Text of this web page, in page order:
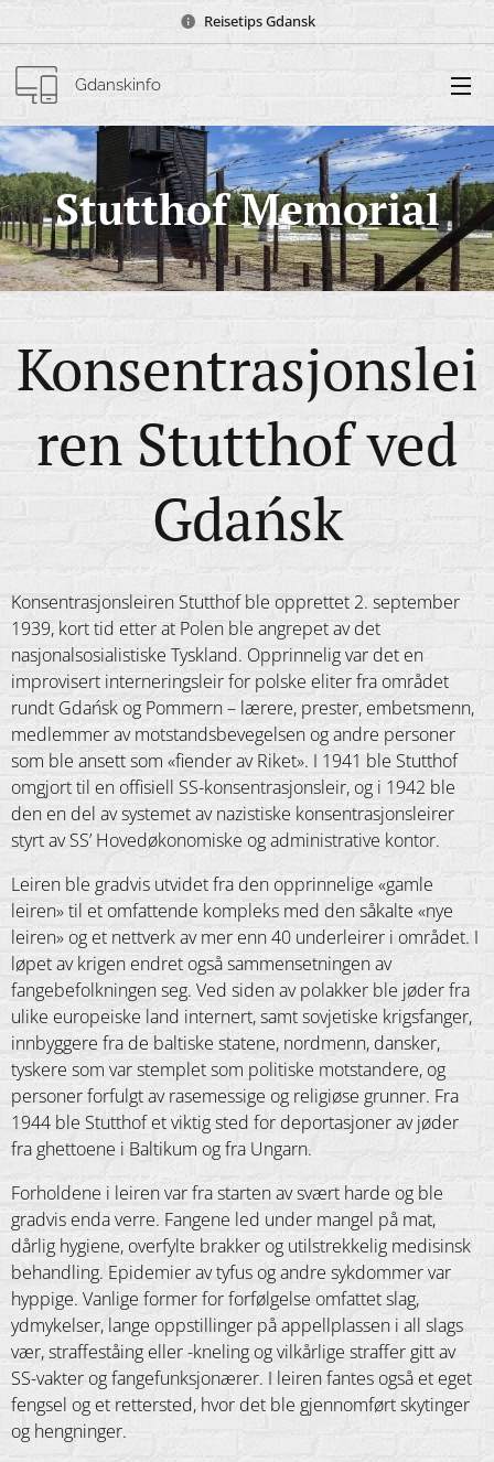
Reisetips Gdansk
Gdanskinfo
Stutthof Memorial
Konsentrasjonslei
ren Stutthof ved
Gdańsk
Konsentrasjonsleiren Stutthof ble opprettet 2. september
1939, kort tid etter at Polen ble angrepet av det
nasjonalsosialistiske Tyskland. Opprinnelig var det en
improvisert interneringsleir for polske eliter fra området
rundt Gdańsk og Pommern – lærere, prester, embetsmenn,
medlemmer av motstandsbevegelsen og andre personer
som ble ansett som «fiender av Riket». I 1941 ble Stutthof
omgjort til en offisiell SS-konsentrasjonsleir, og i 1942 ble
den en del av systemet av nazistiske konsentrasjonsleirer
styrt av SS’ Hovedøkonomiske og administrative kontor.
Leiren ble gradvis utvidet fra den opprinnelige «gamle
leiren» til et omfattende kompleks med den såkalte «nye
leiren» og et nettverk av mer enn 40 underleirer i området. I
løpet av krigen endret også sammensetningen av
fangebefolkningen seg. Ved siden av polakker ble jøder fra
ulike europeiske land internert, samt sovjetiske krigsfanger,
innbyggere fra de baltiske statene, nordmenn, dansker,
tyskere som var stemplet som politiske motstandere, og
personer forfulgt av rasemessige og religiøse grunner. Fra
1944 ble Stutthof et viktig sted for deportasjoner av jøder
fra ghettoene i Baltikum og fra Ungarn.
Forholdene i leiren var fra starten av svært harde og ble
gradvis enda verre. Fangene led under mangel på mat,
dårlig hygiene, overfylte brakker og utilstrekkelig medisinsk
behandling. Epidemier av tyfus og andre sykdommer var
hyppige. Vanlige former for forfølgelse omfattet slag,
ydmykelser, lange oppstillinger på appellplassen i all slags
vær, straffeståing eller -kneling og vilkårlige straffer gitt av
SS-vakter og fangefunksjonærer. I leiren fantes også et eget
fengsel og et rettersted, hvor det ble gjennomført skytinger
og hengninger.